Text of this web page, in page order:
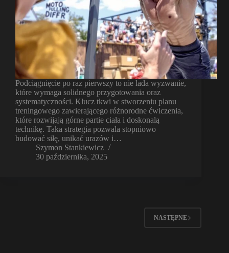
Podciągnięcie po raz pierwszy to nie lada wyzwanie,
które wymaga solidnego przygotowania oraz
systematyczności. Klucz tkwi w stworzeniu planu
treningowego zawierającego różnorodne ćwiczenia,
które rozwijają górne partie ciała i doskonalą
technikę. Taka strategia pozwala stopniowo
budować siłę, unikać urazów i…
Szymon Stankiewicz
30 października, 2025
NASTĘPNE